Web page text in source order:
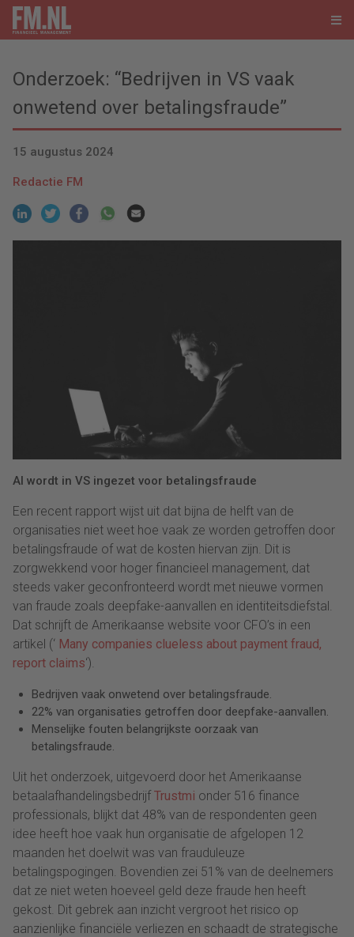
Onderzoek: “Bedrijven in VS vaak
onwetend over betalingsfraude”
15 augustus 2024
Redactie FM
AI wordt in VS ingezet voor betalingsfraude
Een recent rapport wijst uit dat bijna de helft van de
organisaties niet weet hoe vaak ze worden getroffen door
betalingsfraude of wat de kosten hiervan zijn. Dit is
zorgwekkend voor hoger financieel management, dat
steeds vaker geconfronteerd wordt met nieuwe vormen
van fraude zoals deepfake-aanvallen en identiteitsdiefstal.
Dat schrijft de Amerikaanse website voor CFO’s in een
artikel (‘ Many companies clueless about payment fraud,
report claims‘).
Bedrijven vaak onwetend over betalingsfraude.
22% van organisaties getroffen door deepfake-aanvallen.
Menselijke fouten belangrijkste oorzaak van
betalingsfraude.
Uit het onderzoek, uitgevoerd door het Amerikaanse
betaalafhandelingsbedrijfTrustmi onder 516 finance
professionals, blijkt dat 48% van de respondenten geen
idee heeft hoe vaak hun organisatie de afgelopen 12
maanden het doelwit was van frauduleuze
betalingspogingen. Bovendien zei 51% van de deelnemers
dat ze niet weten hoeveel geld deze fraude hen heeft
gekost. Dit gebrek aan inzicht vergroot het risico op
aanzienlijke financiële verliezen en schaadt de strategische